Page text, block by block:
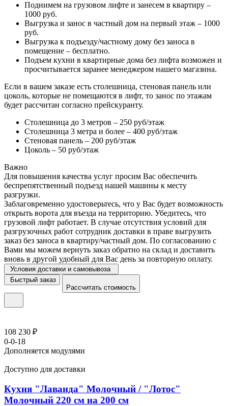
Поднимем на грузовом лифте и занесем в квартиру –
1000 руб.
Выгрузка и занос в частный дом на первый этаж – 1000
руб.
Выгрузка к подъезду/частному дому без заноса в
помещение – бесплатно.
Подъем кухни в квартирные дома без лифта возможен и
просчитывается заранее менеджером нашего магазина.
Если в вашем заказе есть столешница, стеновая панель или
цоколь, которые не помещаются в лифт, то занос по этажам
будет рассчитан согласно прейскуранту.
Столешница до 3 метров – 250 руб/этаж
Столешница 3 метра и более – 400 руб/этаж
Стеновая панель – 200 руб/этаж
Цоколь – 50 руб/этаж
Важно
Для повышения качества услуг просим Вас обеспечить
беспрепятственный подъезд нашей машины к месту
разгрузки.
Заблаговременно удостоверьтесь, что у Вас будет возможность
открыть ворота для въезда на территорию. Убедитесь, что
грузовой лифт работает. В случае отсутствия условий для
разгрузочных работ сотрудник доставки в праве выгрузить
заказ без заноса в квартиру/частный дом. По согласованию с
Вами мы можем вернуть заказ обратно на склад и доставить
вновь в другой удобный для Вас день за повторную оплату.
Условия доставки и самовывоза
Быстрый заказ
Рассчитать стоимость
108 230 ₽
0-0-18
Дополняется модулями
Доступно для доставки
Кухня "Лаванда" Молочный / "Лотос"
Молочный 220 см на 200 см